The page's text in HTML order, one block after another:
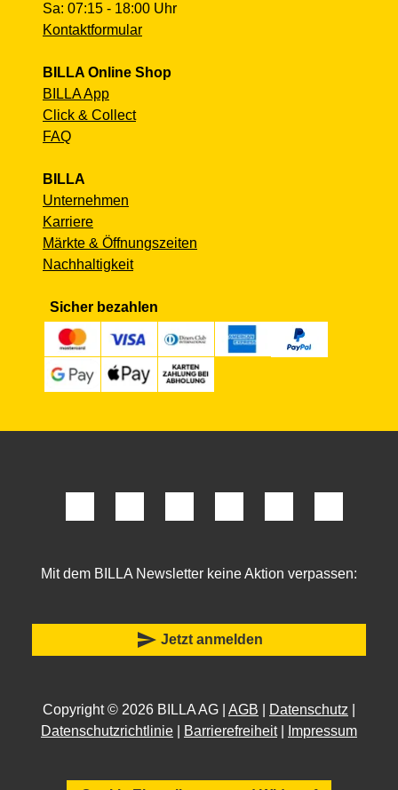
Sa: 07:15 - 18:00 Uhr
Kontaktformular
BILLA Online Shop
BILLA App
Click & Collect
FAQ
BILLA
Unternehmen
Karriere
Märkte & Öffnungszeiten
Nachhaltigkeit
Sicher bezahlen
Mit dem BILLA Newsletter keine Aktion verpassen:
send Jetzt anmelden
Copyright © 2026 BILLA AG | AGB Datenschutz
Datenschutzrichtlinie
Barrierefreiheit| Impressum